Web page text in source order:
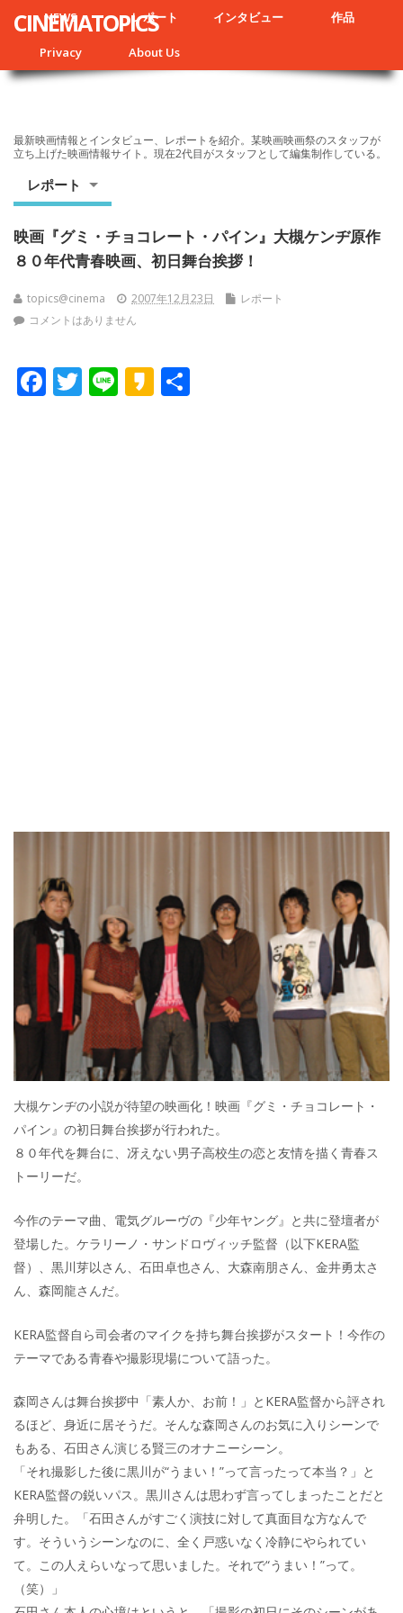
NEWS レポート インタビュー 作品
Privacy About Us
CINEMATOPICS
最新映画情報とインタビュー、レポートを紹介。某映画映画祭のスタッフが
立ち上げた映画情報サイト。現在2代目がスタッフとして編集制作している。
レポート
映画『グミ・チョコレート・パイン』大槻ケンヂ原作
８０年代青春映画、初日舞台挨拶！
topics@cinema 2007年12月23日
レポート
コメントはありません
F T Li K
大槻ケンヂの小説が待望の映画化！映画『グミ・チョコレート・
パイン』の初日舞台挨拶が行われた。
８０年代を舞台に、冴えない男子高校生の恋と友情を描く青春ス
トーリーだ。
今作のテーマ曲、電気グルーヴの『少年ヤング』と共に登壇者が
登場した。ケラリーノ・サンドロヴィッチ監督（以下KERA監
督）、黒川芽以さん、石田卓也さん、大森南朋さん、金井勇太さ
ん、森岡龍さんだ。
KERA監督自ら司会者のマイクを持ち舞台挨拶がスタート！今作の
テーマである青春や撮影現場について語った。
森岡さんは舞台挨拶中「素人か、お前！」とKERA監督から評され
るほど、身近に居そうだ。そんな森岡さんのお気に入りシーンで
もある、石田さん演じる賢三のオナニーシーン。
「それ撮影した後に黒川が“うまい！”って言ったって本当？」と
KERA監督の鋭いパス。黒川さんは思わず言ってしまったことだと
弁明した。「石田さんがすごく演技に対して真面目な方なんで
す。そういうシーンなのに、全く戸惑いなく冷静にやられてい
て。この人えらいなって思いました。それで“うまい！”って。
（笑）」